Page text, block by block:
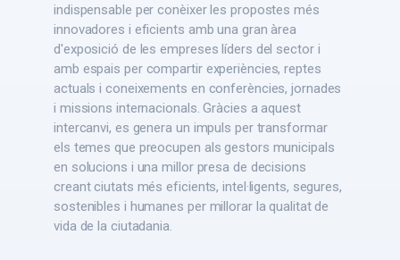
indispensable per conèixer les propostes més
innovadores i eficients amb una gran àrea
d'exposició de les empreses líders del sector i
amb espais per compartir experiències, reptes
actuals i coneixements en conferències, jornades
i missions internacionals. Gràcies a aquest
intercanvi, es genera un impuls per transformar
els temes que preocupen als gestors municipals
en solucions i una millor presa de decisions
creant ciutats més eficients, intel·ligents, segures,
sostenibles i humanes per millorar la qualitat de
vida de la ciutadania.